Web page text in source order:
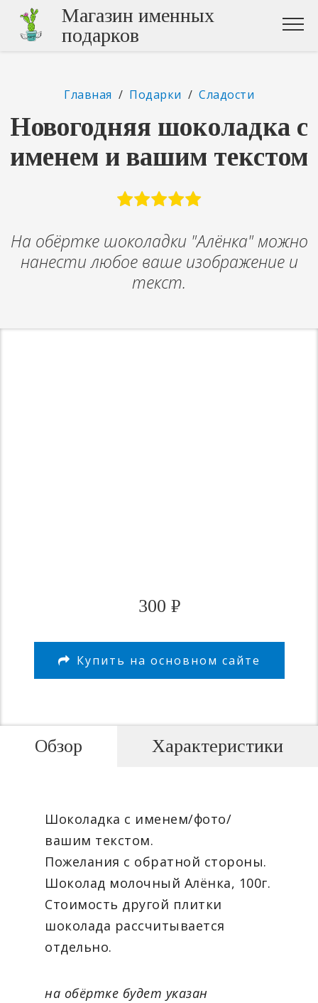
Магазин именных
подарков
Главная / Подарки / Сладости
Новогодняя шоколадка с
именем и вашим текстом
На обёртке шоколадки "Алёнка" можно
нанести любое ваше изображение и
текст.
300 ₽
Купить на основном сайте
Обзор
Шоколадка с именем/фото/
вашим текстом.
Пожелания с обратной стороны.
Шоколад молочный Алёнка, 100г.
Стоимость другой плитки
шоколада рассчитывается
отдельно.
на обёртке будет указан
Характеристики